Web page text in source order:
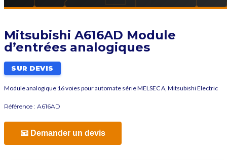
Mitsubishi A616AD Module
d’entrées analogiques
SUR DEVIS
Module analogique 16 voies pour automate série MELSEC A, Mitsubishi Electric
Référence : A616AD
📧 Demander un devis